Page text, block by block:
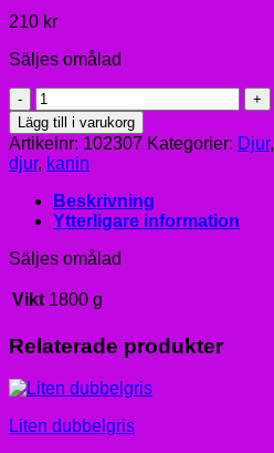
210 kr
Säljes omålad
Kanin
med
ok
mängd
Lägg till i varukorg
Artikelnr: 102307 Kategorier: Djur,
djur, kanin
Beskrivning
Ytterligare information
Säljes omålad
Vikt 1800 g
Relaterade produkter
Liten dubbelgris